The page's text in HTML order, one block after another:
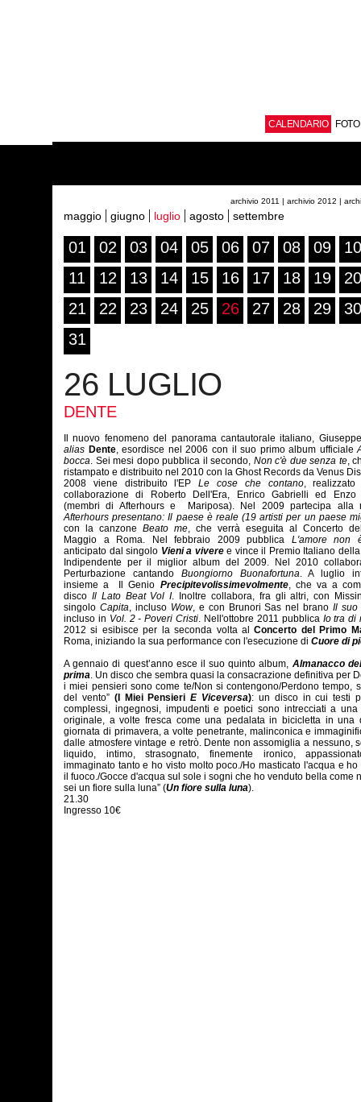
CALENDARIO FOTO
archivio 2011 | archivio 2012 |
maggio giugno luglio agosto settembre
01 02 03 04 05 06 07 08 09
10
11
12 13 14 15 16 17 18 19
20
21
22 23 24 25 26 27 28 29
30
31
26 LUGLIO
DENTE
Il nuovo fenomeno del panorama cantautorale italiano,
alias Dente, esordisce nel 2006 con il suo primo album ufficiale
bocca. Sei mesi dopo pubblica il secondo, Non c'è due senza te,
ristampato e distribuito nel 2010 con la Ghost Records da Venus
2008 viene distribuito l'EPLe cose che contano,
collaborazione di Roberto Dell'Era, Enrico Gabrielli ed Enzo
(membri di Afterhourse Mariposa). Nel 2009 partecipa alla
Afterhours presentano: Il paese è reale (19 artisti per un paese
con la canzone Beato me, che verrà eseguita al Concerto
Maggio a Roma. Nel febbraio 2009 pubblica L'amore non
anticipato dal singolo Vieni a viveree vince il Premio Italiano
Indipendente per il miglior album del 2009. Nel 2010
Perturbazione cantando Buongiorno Buonafortuna. A luglio
insieme a Il Genio Precipitevolissimevolmente, che va a
disco Il Lato Beat Vol I. Inoltre collabora, fra gli altri, con
singolo Capita, incluso Wow, e con Brunori Sas nel branoIl suo
incluso in Vol. 2 - Poveri Cristi. Nell'ottobre 2011 pubblica Io tra di
2012 si esibisce per la seconda volta alConcerto del Primo
Roma, iniziando la sua performance con l'esecuzione di Cuore di
A gennaio di quest’anno esce il suo quinto album, Almanacco
prima. Un disco che sembra quasi la consacrazione definitiva per
i miei pensieri sono come te/Non si contengono/Perdono tempo,
del vento” (I Miei Pensieri E Viceversa): un disco in cui testi
complessi, ingegnosi, impudenti e poetici sono intrecciati a una
originale, a volte fresca come una pedalata in bicicletta in una
giornata di primavera, a volte penetrante, malinconica e
dalle atmosfere vintage e retrò. Dente non assomiglia a nessuno,
liquido, intimo, strasognato, finemente ironico,
immaginato tanto e ho visto molto poco./Ho masticato l'acqua e ho
il fuoco./Gocce d'acqua sul sole i sogni che ho venduto bella come
sei un fiore sulla luna” (Un fiore sulla luna).
21.30
Ingresso 10€